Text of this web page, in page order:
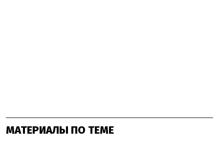
МАТЕРИАЛЫ ПО ТЕМЕ